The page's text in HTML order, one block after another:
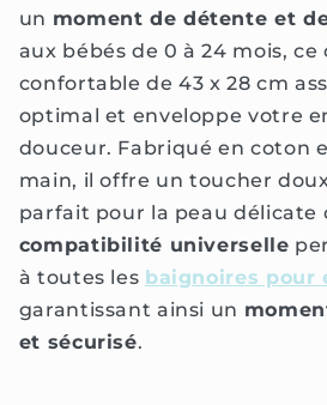
un moment de détente et
aux bébés de 0 à 24 mois, ce
confortable de 43 x 28 cm
optimal et enveloppe votre
douceur. Fabriqué en coton
main, il offre un toucher
parfait pour la peau délicate
compatibilité universelle
à toutes les baignoires pour
garantissant ainsi un
et sécurisé.